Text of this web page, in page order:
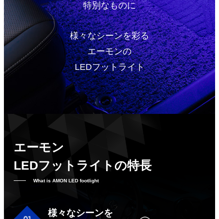
特別なものに
様々なシーンを彩る
エーモンの
LEDフットライト
エーモン
LEDフットライトの特長
What is AMON LED footlight
様々なシーンを